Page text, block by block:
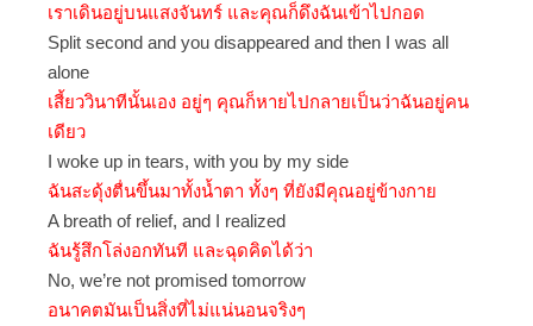
เราเดินอยู่บนแสงจันทร์ และคุณก็ดึงฉันเข้าไปกอด
Split second and you disappeared and then I was all
alone
เสี้ยววินาทีนั้นเอง อยู่ๆ คุณก็หายไปกลายเป็นว่าฉันอยู่คน
เดียว
I woke up in tears, with you by my side
ฉันสะดุ้งตื่นขึ้นมาทั้งน้ำตา ทั้งๆ ที่ยังมีคุณอยู่ข้างกาย
A breath of relief, and I realized
ฉันรู้สึกโล่งอกทันที และฉุดคิดได้ว่า
No, we’re not promised tomorrow
อนาคตมันเป็นสิ่งที่ไม่แน่นอนจริงๆ